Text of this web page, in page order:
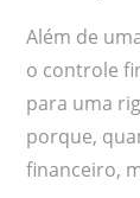
Além de
o controle
para uma
porque,
financeiro,